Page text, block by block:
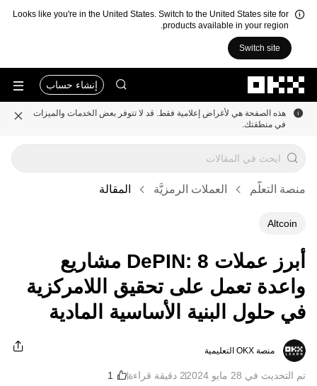
Looks like you're in the United States. Switch to the United States site for
products available in your region.
Switch site
إنشاء حساب
هذه الصفحة هي لأغراض إعلامية فقط. قد لا تتوفر بعض الخدمات والميزات
في منطقتك.
منصة التعلُّم العملات الرمزيَّة المقالة
Altcoin
أبرز عملات DePIN: 8 مشاريع
واعدة تعمل على تحقيق اللامركزية
في حلول البنية الأساسية المادية
منصة OKX التعليمية
تم التحديث في ‏28 مايو 2024 2 دقيقة قراءة